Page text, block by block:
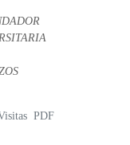
PDF